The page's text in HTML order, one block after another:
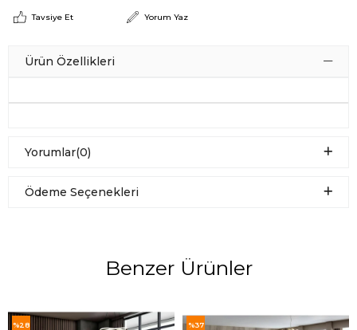
Tavsiye Et Yorum Yaz
Ürün Özellikleri
Yorumlar(0)
Ödeme Seçenekleri
Benzer Ürünler
%28 %37